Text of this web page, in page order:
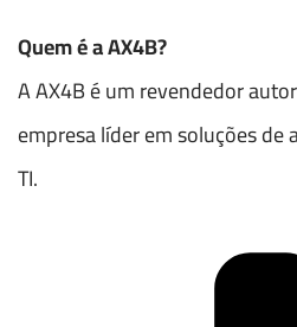
Quem é a AX4B?
A AX4B é um revendedor
empresa líder em soluções de
TI.